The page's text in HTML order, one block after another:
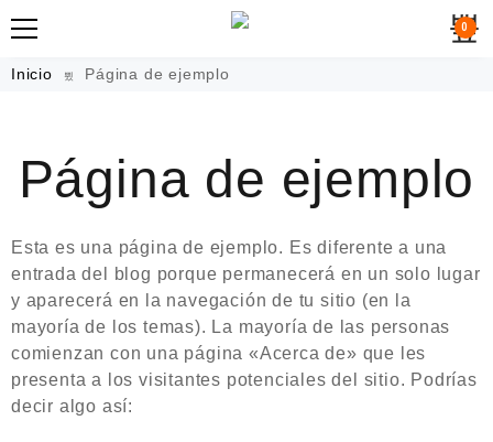
0
Inicio Página de ejemplo
Página de ejemplo
Esta es una página de ejemplo. Es diferente a una
entrada del blog porque permanecerá en un solo lugar
y aparecerá en la navegación de tu sitio (en la
mayoría de los temas). La mayoría de las personas
comienzan con una página «Acerca de» que les
presenta a los visitantes potenciales del sitio. Podrías
decir algo así: